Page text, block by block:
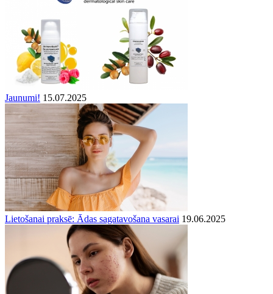
Jaunumi! 15.07.2025
Lietošanai praksē: Ādas sagatavošana vasarai 19.06.2025